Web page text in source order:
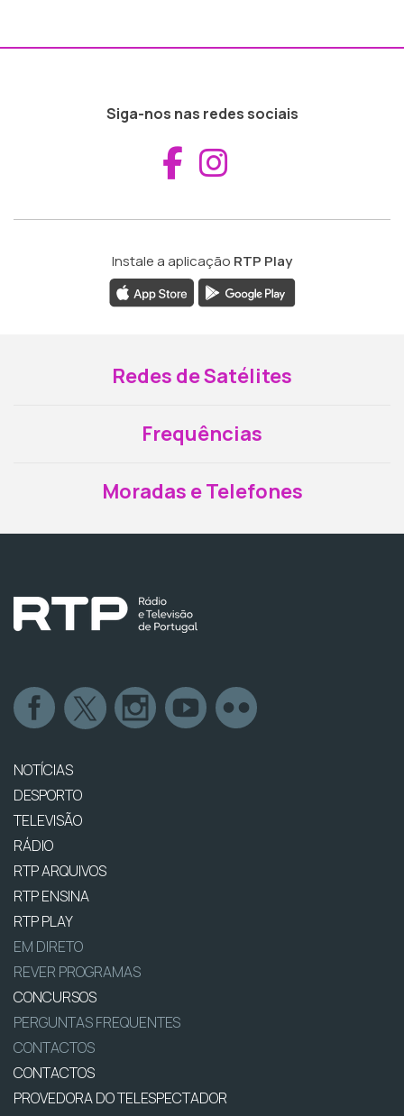
Siga-nos nas redes sociais
Aceder ao
Instale a aplicação RTP Play
Redes de Satélites
Frequências
Moradas e Telefones
NOTÍCIAS
DESPORTO
TELEVISÃO
RÁDIO
RTP ARQUIVOS
RTP ENSINA
RTP PLAY
EM DIRETO
REVER PROGRAMAS
CONCURSOS
PERGUNTAS FREQUENTES
CONTACTOS
CONTACTOS
PROVEDORA DO TELESPECTADOR